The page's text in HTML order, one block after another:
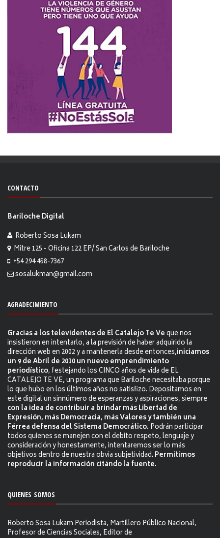
CONTACTO
Bariloche Digital
Roberto Sosa Lukam
Mitre 125 - Oficina 122 EP/ San Carlos de Bariloche
+54 294 458-7367
sosalukman@gmail.com
AGRADECIMIENTO
Gracias a los televidentes de El Catalejo Te Veque nos
insistieron en intentarlo, a la previsión de haber adquirido la
dirección web en 2002 y a mantenerla desde entonces,iniciamos
un 9 de Abril de 2010 un nuevo emprendimiento
periodístico, festejando los CINCO años de vida de EL
CATALEJO TE VE, un programa que Bariloche necesitaba porque
lo que hubo en los últimos años no satisfizo. Depositamos en
este digital un sinnúmero de esperanzas y aspiraciones, siempre
con la idea de contribuir a brindar más Libertad de
Expresión, más Democracia, más Valores y también una
Férrea defensa del Sistema Democrático. Podrán participar
todos quienes se manejen con el debito respeto, lenguaje y
consideración y honestamente, intentaremos ser lo más
objetivos dentro de nuestra obvia subjetividad. Permitimos
reproducir la información citándo la fuente.
QUIENES SOMOS
Roberto Sosa Lukam Periodista, Martillero Público Nacional,
Profesor de Ciencias Sociales, Editor de